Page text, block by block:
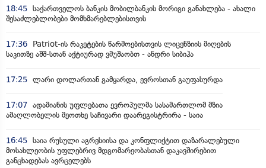
18:45 საქართველოს ბანკის მობილბანკის მორიგი განახლება - ახალი
შესაძლებლობები მომხმარებლებისთვის
17:36
Patriot-ის რაკეტების წარმოებისთვის ლიცენზიის მიღების
საკითზე აშშ-სთან აქტიურად ვმუშაობთ - ანდრი სიბიჰა
17:25 ლარი დოლართან გამყარდა, ევროსთან გაუფასურდა
17:07 ადამიანის უფლებათა ევროპულმა სასამართლომ მზია
ამაღლობელის მეოთხე საჩივარი დაარეგისტრირა - საია
16:45 საია რუსული აგრესიისა და კონფლიქტით დაზარალებული
მოსახლეობის უფლებრივ მდგომარეობასთან დაკავშირებით
განცხადებას ავრცელებს